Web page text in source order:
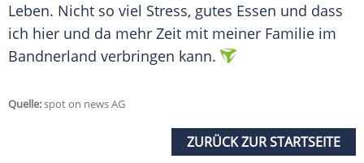
Leben. Nicht so viel Stress, gutes Essen und dass
ich hier und da mehr Zeit mit meiner Familie im
Bandnerland verbringen kann.
Quelle:spot on news AG
ZURÜCK ZUR STARTSEITE